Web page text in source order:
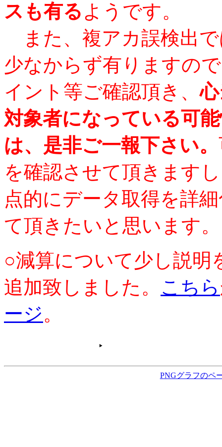
スも有る ようです。
また、複アカ誤検出
少なからず有りますの
イント等ご確認頂き、
対象者になっている可
は、是非ご一報下さい。
を確認させて頂きます
点的にデータ取得を詳
て頂きたいと思います。
○減算について少し説明
追加致しました。 こちら
ージ。
PNGグラフのペ